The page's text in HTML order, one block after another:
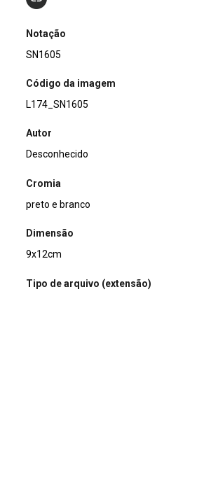
Notação
SN1605
Código da imagem
L174_SN1605
Autor
Desconhecido
Cromia
preto e branco
Dimensão
9x12cm
Tipo de arquivo (extensão)